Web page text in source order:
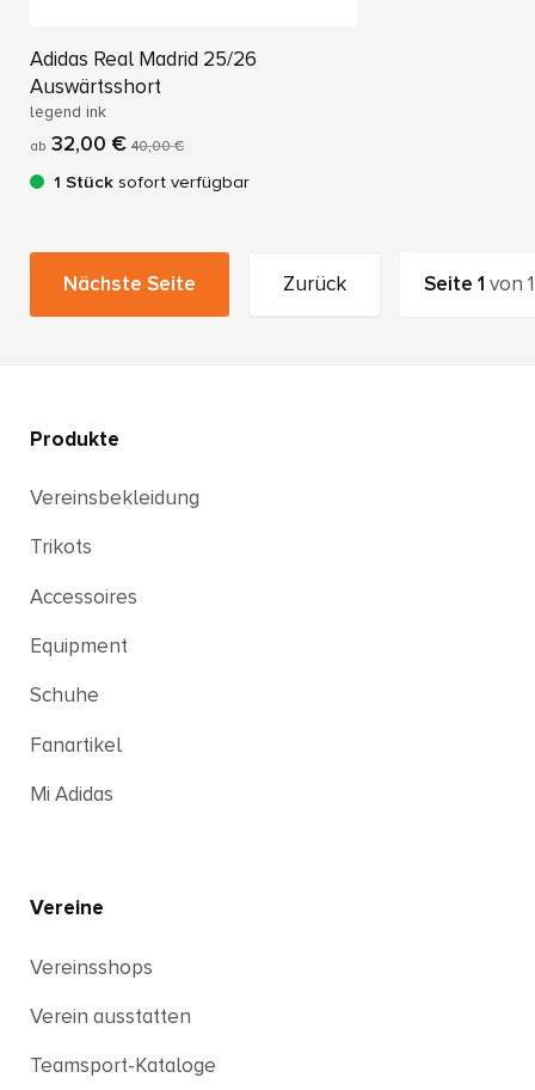
Adidas Real Madrid 25/26
Auswärtsshort
legend ink
ab 32,00 € 40,00 €
1 Stück sofort verfügbar
Nächste Seite Zurück Seite1 von1
Produkte
Vereinsbekleidung
Trikots
Accessoires
Equipment
Schuhe
Fanartikel
Mi Adidas
Vereine
Vereinsshops
Verein ausstatten
Teamsport-Kataloge